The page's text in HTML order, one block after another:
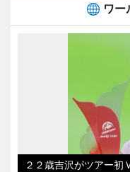
ワー
２２歳吉沢がツアー